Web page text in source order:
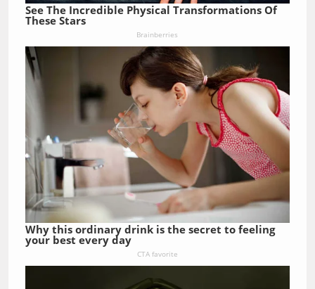
See The Incredible Physical Transformations Of
These Stars
Brainberries
Why this ordinary drink is the secret to feeling
your best every day
CTA favorite